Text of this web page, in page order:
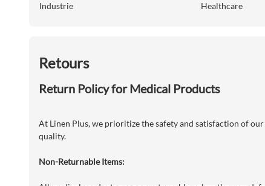
Industrie Healthcare
Retours
Return Policy for Medical Products
At Linen Plus, we prioritize the safety and satisfaction of
quality.
Non-Returnable Items: